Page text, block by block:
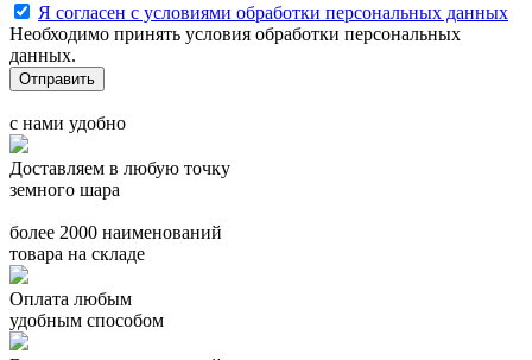
Я согласен с условиями обработки персональных данных
Необходимо принять условия обработки персональных
данных.
с нами удобно
Доставляем в любую точку
земного шара
более 2000 наименований
товара на складе
Оплата любым
удобным способом